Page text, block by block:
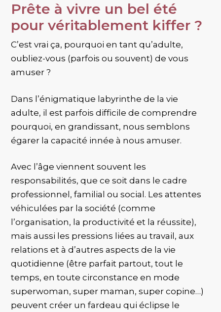
Prête à vivre un bel été
pour véritablement kiffer ?
C’est vrai ça, pourquoi en tant qu’adulte,
oubliez-vous (parfois ou souvent) de vous
amuser ?
Dans l’énigmatique labyrinthe de la vie
adulte, il est parfois difficile de comprendre
pourquoi, en grandissant, nous semblons
égarer la capacité innée à nous amuser.
Avec l’âge viennent souvent les
responsabilités, que ce soit dans le cadre
professionnel, familial ou social. Les attentes
véhiculées par la société (comme
l’organisation, la productivité et la réussite),
mais aussi les pressions liées au travail, aux
relations et à d’autres aspects de la vie
quotidienne (être parfait partout, tout le
temps, en toute circonstance en mode
superwoman, super maman, super copine…)
peuvent créer un fardeau qui éclipse le